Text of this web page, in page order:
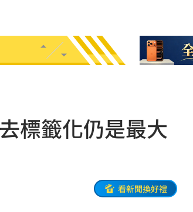
標籤化仍是最大
看新聞換好禮